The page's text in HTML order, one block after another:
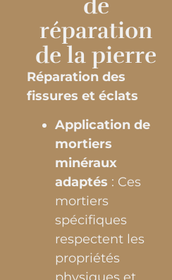
de
réparation
de la pierre
Réparation des
fissures et éclats
Application de
mortiers
minéraux
adaptés : Ces
mortiers
spécifiques
respectent les
propriétés